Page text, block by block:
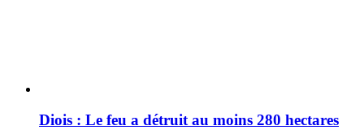
Diois : Le feu a détruit au moins 280 hectares